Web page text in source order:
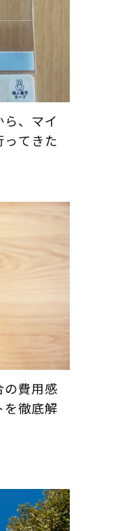
、マイ
てきた
費用感
を徹底解